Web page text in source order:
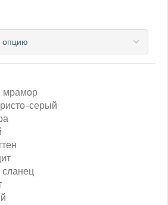
мрамор
серый